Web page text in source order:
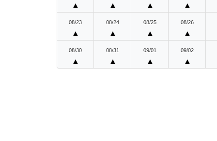
▲ ▲ ▲ ▲
08/23
▲
08/24
▲
08/25
▲
08/26
▲
08/30
▲
08/31
▲
09/01
▲
09/02
▲